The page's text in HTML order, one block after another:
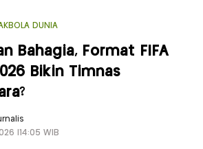
DUNIA
Bahagia, Format FIFA
Bikin Timnas
|14:05 WIB